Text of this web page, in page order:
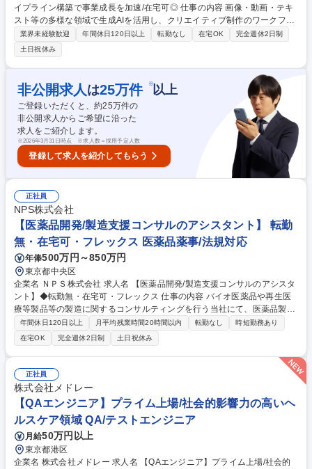
イプライン構築で事業成長を加速/在宅可◎ 仕事の内容 画像・動画・テキ
スト等の多様な領域で生成AIを活用し、クリエイティブ制作のワークフロ
ー設計と高速な仮説検証サイクルの構築を担い、事業成長を加速させま
す。AIエージェントの活用推進がミッションです。 医療プラットフォーム
におけるクリエイティブ制作を、AIを活用して変革します。 ■AIエージェ
ントを活用した制作パイプライン設計と構築 ■事業部門との協働による課
題発見とAIソリューション提案 ■社内のAI活用推進・新ツールの検証 ■事
業成果最大化のための仮説検証と改善施策 API連携やバッチ自動化等を用
い、ゼロからの仕組み化を牽引いただきます。 募集職種 【AIクリエイタ
ー】AIを用いた制作パイプライン構築で事業成長を加速/在宅可◎
業界未経験歓迎 年間休日120日以上 転勤なし 在宅OK
完全週休2日制
土日祝休み
非公開求人 は25万件 ※以上
ご登録いただくと、約25万件の
非公開求人からご希望に沿った
求人をご紹介します。
※2026年3月31日時点 ※求人数＝採用予定人数
登録して求人を紹介してもらう
正社員
NPS株式会社
【医薬品開発/製造支援コンサルのアシスタント】 転勤
無・在宅可・フレックス 医薬品薬事/法規対応
年俸500万円～850万円
東京都中央区
企業名 ＮＰＳ株式会社 求人名 【医薬品開発/製造支援コンサルのアシスタ
ント】◆転勤無・在宅可・フレックス 仕事の内容 バイオ医薬品や再生医
療等製品等の製造に関するコンサルティングを行う当社にて、医薬品製法
開発・工業化支援プロジェクトのコンサルのアシスタント業務をお任せし
ます。 【具体的に】 ■資料作成（MS Word／ Excel／Powerpoint）、打
合せ議事録作成 ■スケジュール管理 ■クライアントリレーション（メール
対応、電話対応など）プロジェクト管理等のサポート ■提案書・見積書・
契約書などの顧客向け資料作成のサポート 募集職種 【医薬品開発/製造支
援コンサルのアシスタント】◆転勤無・在宅可・フレックス
年間休日120日以上 月平均残業時間20時間以内 転勤なし
時短勤務あり
在宅OK
完全週休2日制 土日祝休み
正社員
株式会社メドレー
【QAエンジニア】プライム上場/社会的影響力の高いヘ
ルスケア領域 QA/テストエンジニア
月給50万円以上
東京都港区
企業名 株式会社メドレー 求人名 【QAエンジニア】プライム上場/社会的